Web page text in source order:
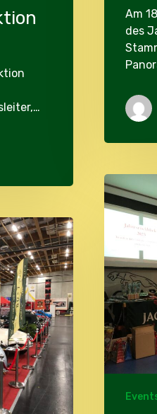
Am
des
2023